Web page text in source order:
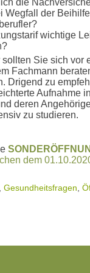
die
Wegfall der
wichtige
Sie sich vor
Fachmann
Drigend zu
Aufnahme
deren
zu studieren.
dem
Gesundheitsfragen